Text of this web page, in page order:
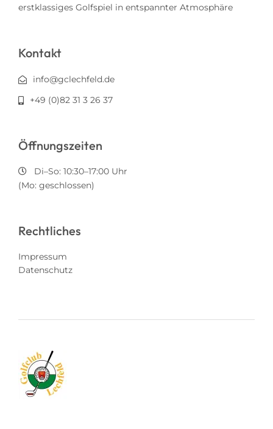
erstklassiges Golfspiel in entspannter Atmosphäre
Kontakt
info@gclechfeld.de
+49 (0)82 31 3 26 37
Öffnungszeiten
Di–So: 10:30–17:00 Uhr
(Mo: geschlossen)
Rechtliches
Impressum
Datenschutz